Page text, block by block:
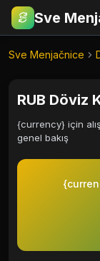
€RSD Sve
Sve Menjačnice
RUB Döviz
{currency} için
genel bakış